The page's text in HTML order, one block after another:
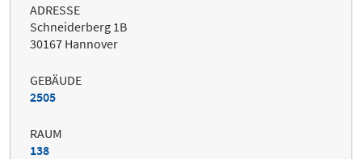
ADRESSE
Schneiderberg 1B
30167 Hannover
GEBÄUDE
2505
RAUM
138